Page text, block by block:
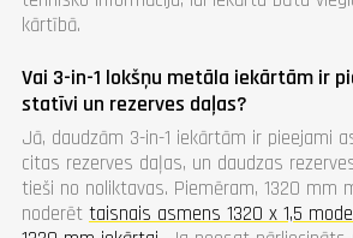
kārtībā.
Vai 3-in-1 lokšņu metāla iekārtām ir
statīvi un rezerves daļas?
Jā, daudzām 3-in-1 iekārtām ir pieejami
citas rezerves daļas, un daudzas
tieši no noliktavas. Piemēram, 1320 mm
noderēt taisnais asmens 1320 x 1,5